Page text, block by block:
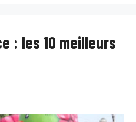
: les 10 meilleurs